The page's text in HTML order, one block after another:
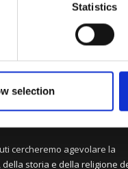
Statistics
selection
cercheremo agevolare la
storia e della religione